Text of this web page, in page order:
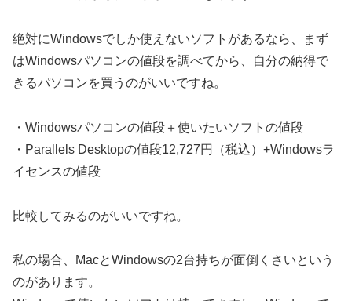
絶対にWindowsでしか使えないソフトがあるなら、まず
はWindowsパソコンの値段を調べてから、自分の納得で
きるパソコンを買うのがいいですね。
・Windowsパソコンの値段＋使いたいソフトの値段
・Parallels Desktopの値段12,727円（税込）+Windowsラ
イセンスの値段
比較してみるのがいいですね。
私の場合、MacとWindowsの2台持ちが面倒くさいという
のがあります。